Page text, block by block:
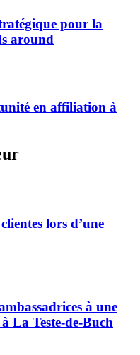
pour la
around
en affiliation à
lors d’une
à une
La Teste-de-Buch